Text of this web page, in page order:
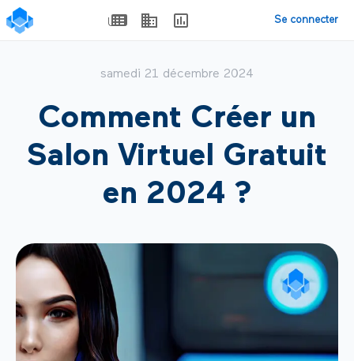
Se connecter
samedi 21 décembre 2024
Comment Créer un
Salon Virtuel Gratuit
en 2024 ?